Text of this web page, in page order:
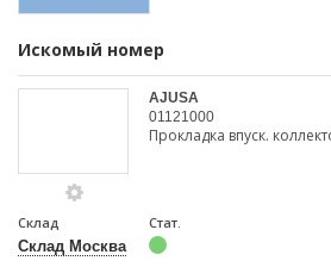
Искомый номер
AJUSA
01121000
Прокладка впуск.
Склад
Склад Москва
Стат.